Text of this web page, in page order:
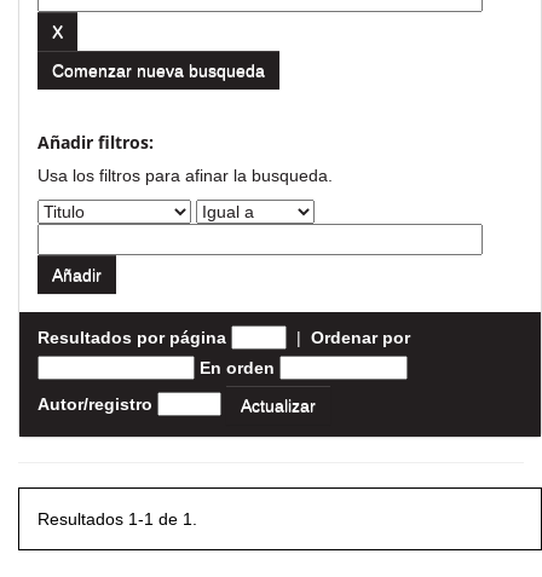
Comenzar nueva busqueda
Añadir filtros:
Usa los filtros para afinar la busqueda.
Resultados por página | Ordenar por
En orden
Autor/registro
Resultados 1-1 de 1.